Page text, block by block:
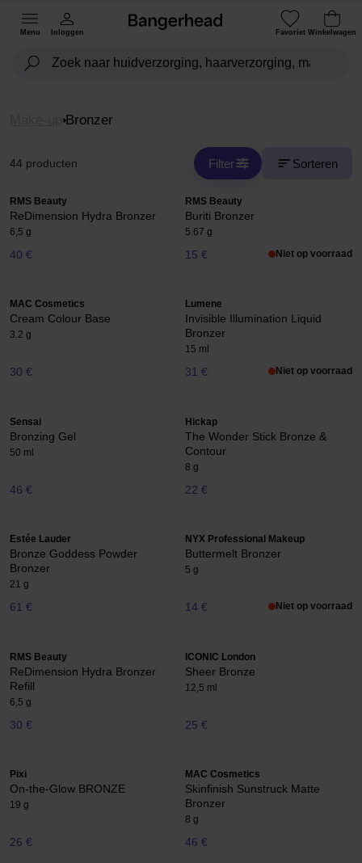
Menu Inloggen Favoriet Winkelwagen
Bronzer
44 producten Filter Sorteren
RMS Beauty
ReDimension Hydra Bronzer
6,5 g
40 €
RMS Beauty
Buriti Bronzer
5.67 g
15 € Niet op voorraad
MAC Cosmetics
Cream Colour Base
3.2 g
30 €
Lumene
Invisible Illumination Liquid
Bronzer
15 ml
31 € Niet op voorraad
Sensai
Bronzing Gel
50 ml
46 €
Hickap
The Wonder Stick Bronze &
Contour
8 g
22 €
Estée Lauder
Bronze Goddess Powder
Bronzer
21 g
61 €
NYX Professional Makeup
Buttermelt Bronzer
5 g
14 € Niet op voorraad
RMS Beauty
ReDimension Hydra Bronzer
Refill
6,5 g
30 €
ICONIC London
Sheer Bronze
12,5 ml
25 €
Pixi
On-the-Glow BRONZE
19 g
26 €
MAC Cosmetics
Skinfinish Sunstruck Matte
Bronzer
8 g
46 €